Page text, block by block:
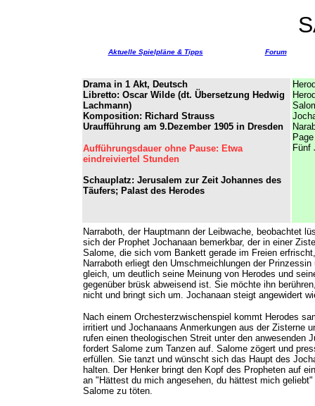
Aktuelle Spielpläne & Tipps Forum
Drama in 1 Akt, Deutsch
Libretto: Oscar Wilde (dt. Übersetzung Hedwig
Lachmann)
Komposition: Richard Strauss
Uraufführung am 9.Dezember 1905 in Dresden
Aufführungsdauer ohne Pause: Etwa
eindreiviertel Stunden
Schauplatz: Jerusalem zur Zeit Johannes des
Täufers; Palast des Herodes
Fünf
Narraboth, der Hauptmann der Leibwache, beobachtet
sich der Prophet Jochanaan bemerkbar, der in einer
Salome, die sich vom Bankett gerade im Freien
Narraboth erliegt den Umschmeichlungen der
gleich, um deutlich seine Meinung von Herodes und
gegenüber brüsk abweisend ist. Sie möchte ihn
nicht und bringt sich um. Jochanaan steigt angewidert
Nach einem Orchesterzwischenspiel kommt Herodes
irritiert und Jochanaans Anmerkungen aus der Zisterne
rufen einen theologischen Streit unter den anwesenden
fordert Salome zum Tanzen auf. Salome zögert und
erfüllen. Sie tanzt und wünscht sich das Haupt des
halten. Der Henker bringt den Kopf des Propheten auf
an "Hättest du mich angesehen, du hättest mich
Salome zu töten.